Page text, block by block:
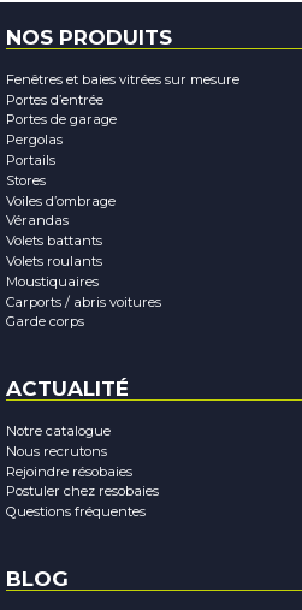
NOS PRODUITS
Fenêtres et baies vitrées sur mesure
Portes d’entrée
Portes de garage
Pergolas
Portails
Stores
Voiles d’ombrage
Vérandas
Volets battants
Volets roulants
Moustiquaires
Carports / abris voitures
Garde corps
ACTUALITÉ
Notre catalogue
Nous recrutons
Rejoindre résobaies
Postuler chez resobaies
Questions fréquentes
BLOG